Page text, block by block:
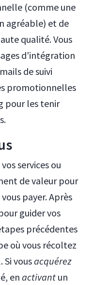
(comme une
agréable) et de
qualité. Vous
d'intégration
de suivi
promotionnelles
pour les tenir
services ou
de valeur pour
payer. Après
guider vos
précédentes
où vous récoltez
vousacquérez
en activantun